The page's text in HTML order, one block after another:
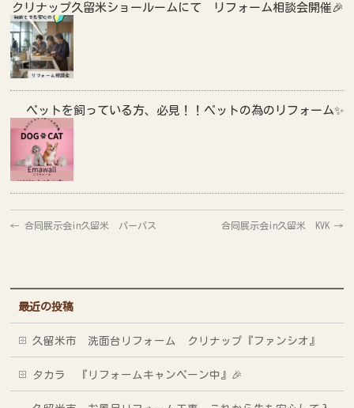
クリナップ久留米ショールームにて リフォーム相談会開催🎉
ペットを飼っている方、必見！！ペットの為のリフォーム✨
← 合同展示会in久留米 パーパス 合同展示会in久留米 KVK →
最近の投稿
久留米市 洗面台リフォーム クリナップ『ファンシオ』
タカラ 『リフォームキャンペーン中』🎉